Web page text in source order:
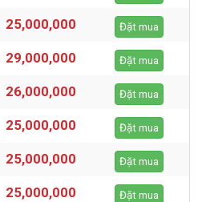
25,000,000 Đặt mua
29,000,000 Đặt mua
26,000,000 Đặt mua
25,000,000 Đặt mua
25,000,000 Đặt mua
25,000,000 Đặt mua